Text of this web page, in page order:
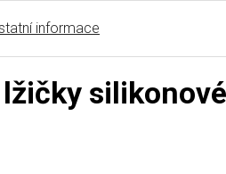
informace